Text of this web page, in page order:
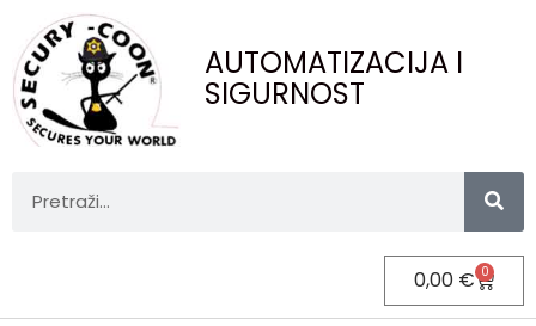
AUTOMATIZACIJA I
SIGURNOST
0,00 € 0